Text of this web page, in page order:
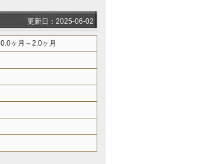
更新日：2025-06-02
0.0ヶ月～2.0ヶ月